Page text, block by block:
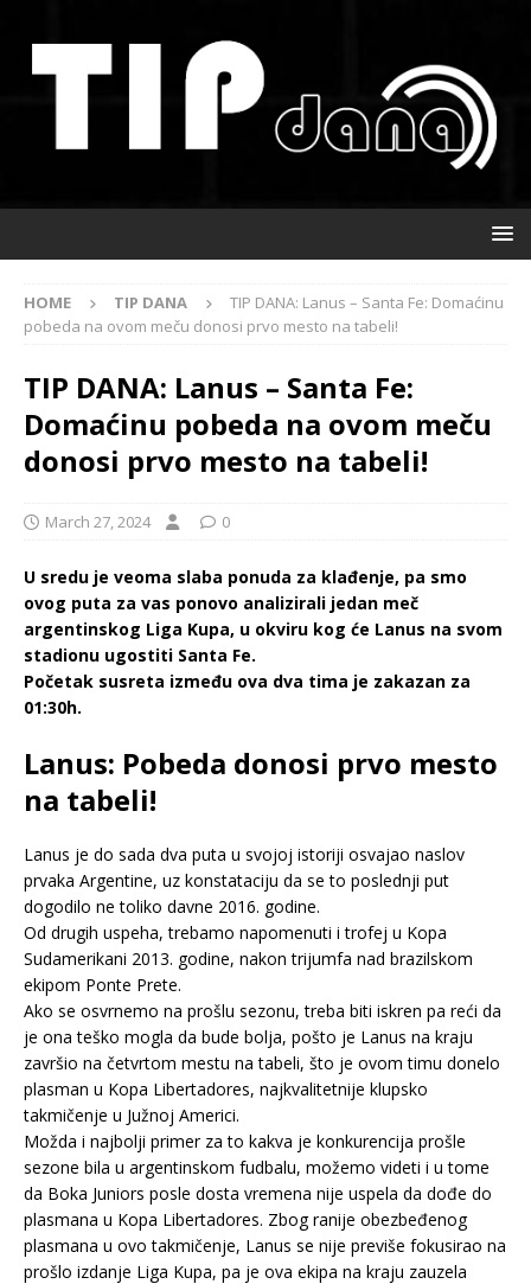
HOME TIP DANA
TIP DANA: Lanus – Santa Fe: Domaćinu
pobeda na ovom meču donosi prvo mesto na tabeli!
TIP DANA: Lanus – Santa Fe:
Domaćinu pobeda na ovom meču
donosi prvo mesto na tabeli!
March 27, 2024 0
U sredu je veoma slaba ponuda za klađenje, pa smo
ovog puta za vas ponovo analizirali jedan meč
argentinskog Liga Kupa, u okviru kog će Lanus na svom
stadionu ugostiti Santa Fe.
Početak susreta između ova dva tima je zakazan za
01:30h.
Lanus: Pobeda donosi prvo mesto
na tabeli!
Lanus je do sada dva puta u svojoj istoriji osvajao naslov
prvaka Argentine, uz konstataciju da se to poslednji put
dogodilo ne toliko davne 2016. godine.
Od drugih uspeha, trebamo napomenuti i trofej u Kopa
Sudamerikani 2013. godine, nakon trijumfa nad brazilskom
ekipom Ponte Prete.
Ako se osvrnemo na prošlu sezonu, treba biti iskren pa reći da
je ona teško mogla da bude bolja, pošto je Lanus na kraju
završio na četvrtom mestu na tabeli, što je ovom timu donelo
plasman u Kopa Libertadores, najkvalitetnije klupsko
takmičenje u Južnoj Americi.
Možda i najbolji primer za to kakva je konkurencija prošle
sezone bila u argentinskom fudbalu, možemo videti i u tome
da Boka Juniors posle dosta vremena nije uspela da dođe do
plasmana u Kopa Libertadores. Zbog ranije obezbeđenog
plasmana u ovo takmičenje, Lanus se nije previše fokusirao na
prošlo izdanje Liga Kupa, pa je ova ekipa na kraju zauzela